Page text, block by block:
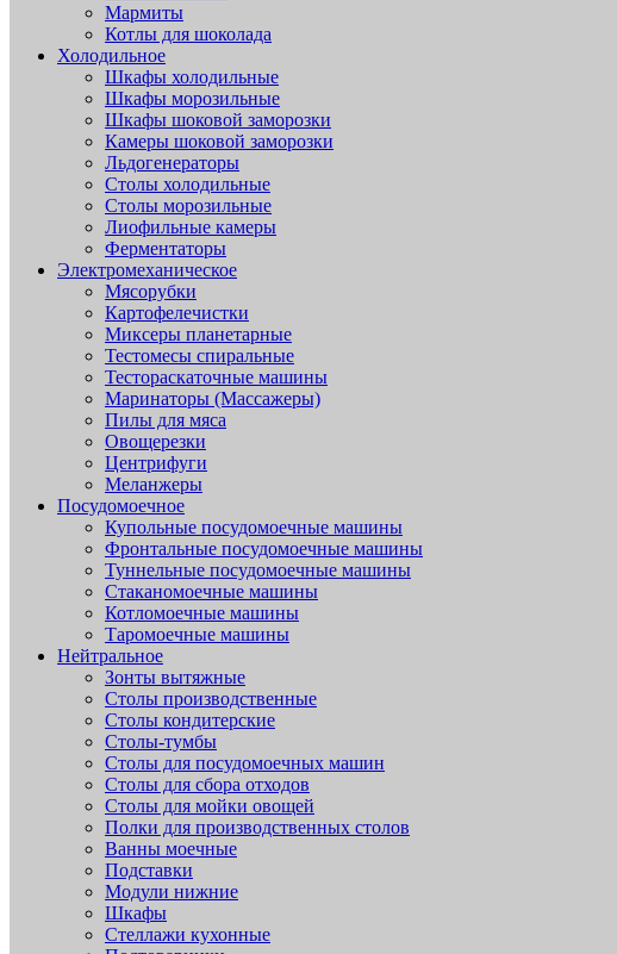
Мармиты
Котлы для шоколада
Холодильное
Шкафы холодильные
Шкафы морозильные
Шкафы шоковой заморозки
Камеры шоковой заморозки
Льдогенераторы
Столы холодильные
Столы морозильные
Лиофильные камеры
Ферментаторы
Электромеханическое
Мясорубки
Картофелечистки
Миксеры планетарные
Тестомесы спиральные
Тестораскаточные машины
Маринаторы (Массажеры)
Пилы для мяса
Овощерезки
Центрифуги
Меланжеры
Посудомоечное
Купольные посудомоечные машины
Фронтальные посудомоечные машины
Туннельные посудомоечные машины
Стаканомоечные машины
Котломоечные машины
Таромоечные машины
Нейтральное
Зонты вытяжные
Столы производственные
Столы кондитерские
Столы-тумбы
Столы для посудомоечных машин
Столы для сбора отходов
Столы для мойки овощей
Полки для производственных столов
Ванны моечные
Подставки
Модули нижние
Шкафы
Стеллажи кухонные